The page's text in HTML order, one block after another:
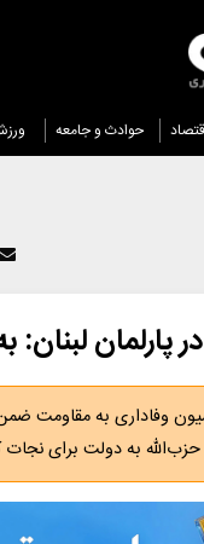
حوادث و جامعه
در پارلمان
وفاداری به مقاومت
حزب‌الله به دولت برای